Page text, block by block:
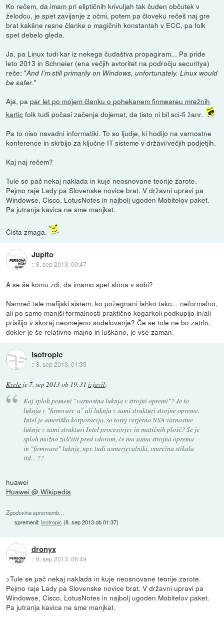
Ko rečem, da imam pri eliptičnih krivuljah tak čuden občutek v
želodcu, je spet zavijanje z očmi, potem pa človeku rečeš naj gre
brat kakšne resne članke o magičnih konstantah v ECC, pa folk
spet debelo gleda.
Ja, pa Linux tudi kar iz nekega čudaštva propagiram... Pa pride
leto 2013 in Schneier (ena večjih avtoritet na področju securitya)
reče: "And I'm still primarily on Windows, unfortunately. Linux would
be safer."
Aja, papar let po mojem članku o pohekanem firmwareu mrežnih
kartic folk tudi počasi začenja dojemat, da tisto ni bil sci-fi žanr.
Pa to niso navadni informatiki. To so ljudje, ki hodijo na varnostne
konference in skrbijo za ključne IT sisteme v državi/večjih podjetjih.
Kaj naj rečem?
Tule se pač nekaj naklada in kuje neosnovane teorije zarote.
Pejmo raje Lady pa Slovenske novice brat. V državni upravi pa
Windowse, Cisco, LotusNotes in najbolj ugoden Mobitelov paket.
Pa jutranja kavica ne sme manjkat.
Čista zmaga.
Jupito
::8. sep 2013, 00:47
A se še komu zdi, da imamo spet slona v sobi?
Namreč tale mafijski sistem, ko požegnani lahko tako... neformalno,
ali po samo manjši formalnosti praktično kogarkoli podkupijo in/ali
prisilijo v skoraj neomejeno sodelovanje? Če se tole ne bo zatrlo,
dokler je še relativno majno in luškano, je vse zaman.
Isotropic
::8. sep 2013, 01:35
Krele je 7. sep 2013 ob 19:31 izjavil:
Kaj sploh pomeni "varnostna luknja v strojni opremi"? Je to
luknja v "firmware-u" ali luknja v sami strukturi strojne opreme.
Intel je ameriška korporacija, so torej verjetno NSA varnostne
luknje v sami strukturi Intel procesorjev in matičnih plošč? Se je
sploh možno zaščitit pred vdorom, če ma sama strojna oprema
in "firmware" luknje, npr. tudi usmerjevalniki, omrežna stikala
itd... ??
huawei
Huawei @ Wikipedia
Zgodovina sprememb…
spremenil: Isotropic (8. sep 2013 ob 01:37)
dronyx
::8. sep 2013, 06:49
>Tule se pač nekaj naklada in kuje neosnovane teorije zarote.
Pejmo raje Lady pa Slovenske novice brat. V državni upravi pa
Windowse, Cisco, LotusNotes in najbolj ugoden Mobitelov paket.
Pa jutranja kavica ne sme manjkat.